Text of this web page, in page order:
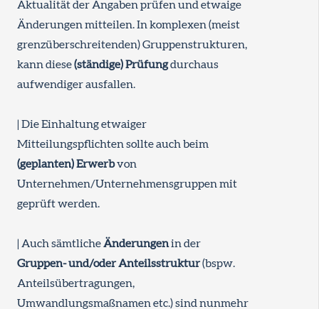
Aktualität der Angaben prüfen und etwaige
Änderungen mitteilen. In komplexen (meist
grenzüberschreitenden) Gruppenstrukturen,
kann diese(ständige) Prüfungdurchaus
aufwendiger ausfallen.
| Die Einhaltung etwaiger
Mitteilungspflichten sollte auch beim
(geplanten) Erwerbvon
Unternehmen/Unternehmensgruppen mit
geprüft werden.
| Auch sämtlicheÄnderungenin der
Gruppen- und/oder Anteilsstruktur(bspw.
Anteilsübertragungen,
Umwandlungsmaßnamen etc.) sind nunmehr